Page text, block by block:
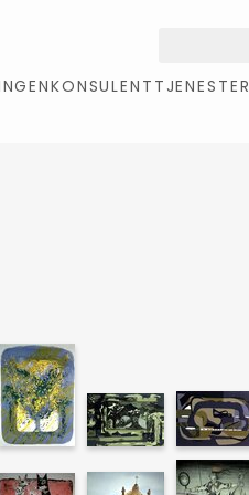
KONSULENTTJENESTER